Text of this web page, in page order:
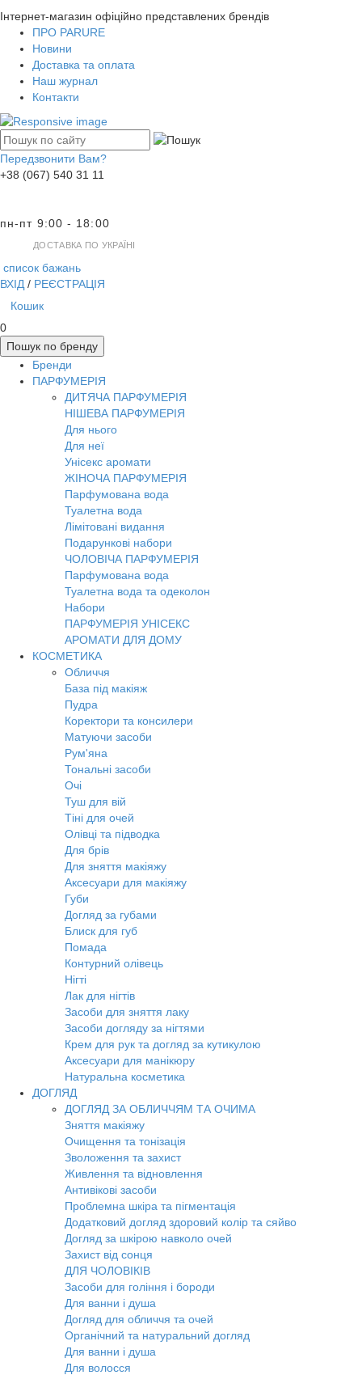
Інтернет-магазин офіційно представлених брендів
ПРО PARURE
Новини
Доставка та оплата
Наш журнал
Контакти
Передзвонити Вам?
+38 (067) 540 31 11
пн-пт 9:00 - 18:00
ДОСТАВКА ПО УКРАЇНІ
список бажань
ВХІД / РЕЄСТРАЦІЯ
Кошик
0
Пошук по бренду
Бренди
ПАРФУМЕРІЯ
ДИТЯЧА ПАРФУМЕРІЯ
НІШЕВА ПАРФУМЕРІЯ
Для нього
Для неї
Унісекс аромати
ЖІНОЧА ПАРФУМЕРІЯ
Парфумована вода
Туалетна вода
Лімітовані видання
Подарункові набори
ЧОЛОВІЧА ПАРФУМЕРІЯ
Парфумована вода
Туалетна вода та одеколон
Набори
ПАРФУМЕРІЯ УНІСЕКС
АРОМАТИ ДЛЯ ДОМУ
КОСМЕТИКА
Обличчя
База під макіяж
Пудра
Коректори та консилери
Матуючи засоби
Рум'яна
Тональні засоби
Очі
Туш для вій
Тіні для очей
Олівці та підводка
Для брів
Для зняття макіяжу
Аксесуари для макіяжу
Губи
Догляд за губами
Блиск для губ
Помада
Контурний олівець
Нігті
Лак для нігтів
Засоби для зняття лаку
Засоби догляду за нігтями
Крем для рук та догляд за кутикулою
Аксесуари для манікюру
Натуральна косметика
ДОГЛЯД
ДОГЛЯД ЗА ОБЛИЧЧЯМ ТА ОЧИМА
Зняття макіяжу
Очищення та тонізація
Зволоження та захист
Живлення та відновлення
Антивікові засоби
Проблемна шкіра та пігментація
Додатковий догляд здоровий колір та сяйво
Догляд за шкірою навколо очей
Захист від сонця
ДЛЯ ЧОЛОВІКІВ
Засоби для гоління і бороди
Для ванни і душа
Догляд для обличчя та очей
Органічний та натуральний догляд
Для ванни і душа
Для волосся